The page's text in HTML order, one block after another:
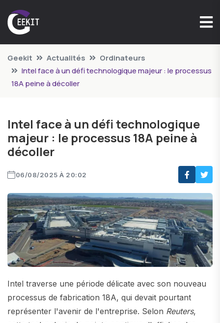
Geekit Actualités
Ordinateurs
Intel face à un défi technologique majeur : le processus
18A peine à décoller
Intel face à un défi technologique
majeur : le processus 18A peine à
décoller
06/08/2025 À 20:02
Intel traverse une période délicate avec son nouveau
processus de fabrication 18A, qui devait pourtant
représenter l'avenir de l'entreprise. Selon Reuters,